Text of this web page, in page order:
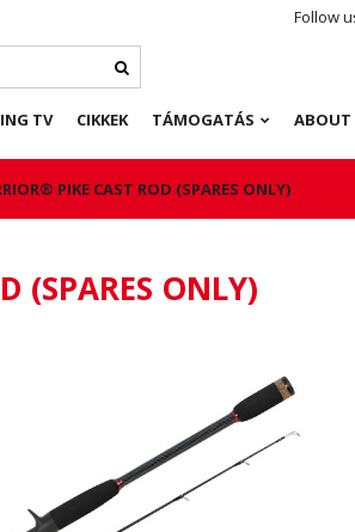
Follow
TV CIKKEK TÁMOGATÁS ABOUT
PIKE CAST ROD (SPARES ONLY)
(SPARES ONLY)